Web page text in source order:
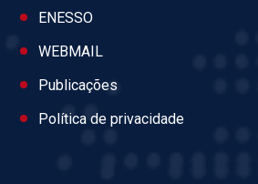
ENESSO
WEBMAIL
Publicações
Política de privacidade